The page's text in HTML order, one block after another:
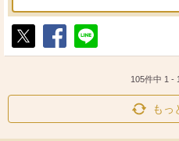
ポ
シ
送
105件中 1 -
もっ